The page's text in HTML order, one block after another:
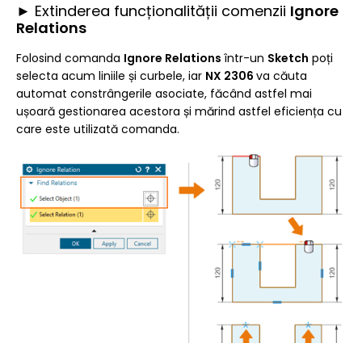
► Extinderea funcționalității comenzii Ignore
Relations
Folosind comanda Ignore Relations într-un Sketch poți
selecta acum liniile și curbele, iar NX 2306 va căuta
automat constrângerile asociate, făcând astfel mai
ușoară gestionarea acestora și mărind astfel eficiența cu
care este utilizată comanda.